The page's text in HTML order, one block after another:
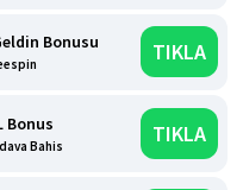
Bonusu TIKLA
Bonus
Bahis TIKLA